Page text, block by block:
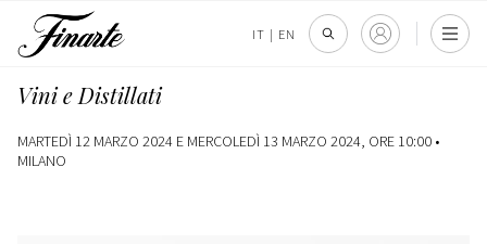
IT | EN
Vini e Distillati
MARTEDÌ 12 MARZO 2024 E MERCOLEDÌ 13 MARZO 2024, ORE 10:00 •
MILANO